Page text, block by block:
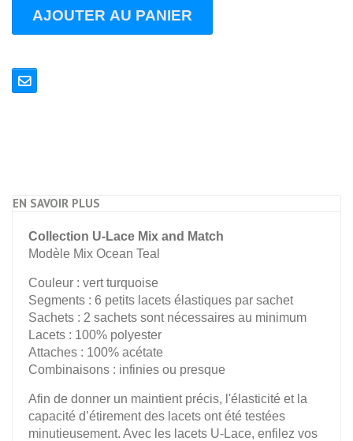
AJOUTER AU PANIER
EN SAVOIR PLUS
Collection U-Lace Mix and Match
Modèle Mix Ocean Teal
Couleur : vert turquoise
Segments : 6 petits lacets élastiques par sachet
Sachets : 2 sachets sont nécessaires au minimum
Lacets : 100% polyester
Attaches : 100% acétate
Combinaisons : infinies ou presque
Afin de donner un maintient précis, l'élasticité et la
capacité d’étirement des lacets ont été testées
minutieusement. Avec les lacets U-Lace, enfilez vos